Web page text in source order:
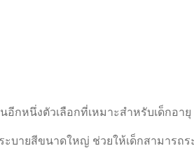
นอีกหนึ่งตัวเลือกที่เหมาะสำหรับเด็กอายุ
บายสีขนาดใหญ่ ช่วยให้เด็กสามารถ